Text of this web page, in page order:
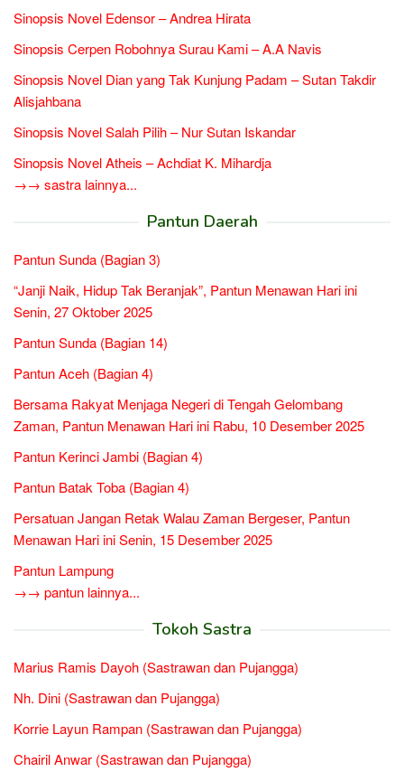
Sinopsis Novel Edensor – Andrea Hirata
Sinopsis Cerpen Robohnya Surau Kami – A.A Navis
Sinopsis Novel Dian yang Tak Kunjung Padam – Sutan Takdir
Alisjahbana
Sinopsis Novel Salah Pilih – Nur Sutan Iskandar
Sinopsis Novel Atheis – Achdiat K. Mihardja
→→ sastra lainnya...
Pantun Daerah
Pantun Sunda (Bagian 3)
“Janji Naik, Hidup Tak Beranjak”, Pantun Menawan Hari ini
Senin, 27 Oktober 2025
Pantun Sunda (Bagian 14)
Pantun Aceh (Bagian 4)
Bersama Rakyat Menjaga Negeri di Tengah Gelombang
Zaman, Pantun Menawan Hari ini Rabu, 10 Desember 2025
Pantun Kerinci Jambi (Bagian 4)
Pantun Batak Toba (Bagian 4)
Persatuan Jangan Retak Walau Zaman Bergeser, Pantun
Menawan Hari ini Senin, 15 Desember 2025
Pantun Lampung
→→ pantun lainnya...
Tokoh Sastra
Marius Ramis Dayoh (Sastrawan dan Pujangga)
Nh. Dini (Sastrawan dan Pujangga)
Korrie Layun Rampan (Sastrawan dan Pujangga)
Chairil Anwar (Sastrawan dan Pujangga)